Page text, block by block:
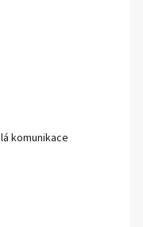
komunikace